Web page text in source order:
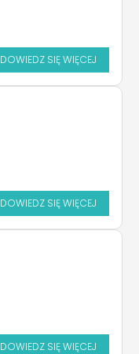
DOWIEDZ SIĘ WIĘCEJ
DOWIEDZ SIĘ WIĘCEJ
DOWIEDZ SIĘ WIĘCEJ